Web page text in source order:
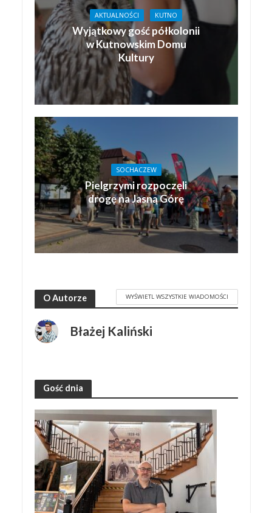
AKTUALNOŚCI KUTNO
Wyjątkowy gość półkolonii
w Kutnowskim Domu
Kultury
SOCHACZEW
Pielgrzymi rozpoczęli
drogę na Jasną Górę
O Autorze WYŚWIETL WSZYSTKIE WIADOMOŚCI
Błażej Kaliński
Gość dnia